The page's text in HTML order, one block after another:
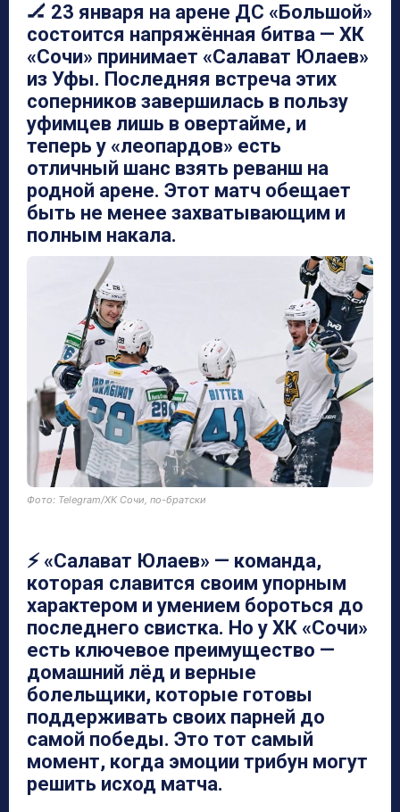
🏒 23 января на арене ДС «Большой»
состоится напряжённая битва — ХК
«Сочи» принимает «Салават Юлаев»
из Уфы. Последняя встреча этих
соперников завершилась в пользу
уфимцев лишь в овертайме, и
теперь у «леопардов» есть
отличный шанс взять реванш на
родной арене. Этот матч обещает
быть не менее захватывающим и
полным накала.
Фото: Telegram/ХК Сочи, по-братски
⚡ «Салават Юлаев» — команда,
которая славится своим упорным
характером и умением бороться до
последнего свистка. Но у ХК «Сочи»
есть ключевое преимущество —
домашний лёд и верные
болельщики, которые готовы
поддерживать своих парней до
самой победы. Это тот самый
момент, когда эмоции трибун могут
решить исход матча.